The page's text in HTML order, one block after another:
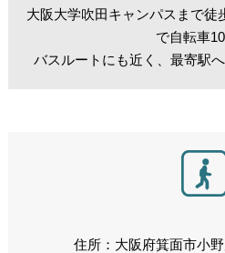
大阪大学吹田キャンパスまで徒
で自転車10
バスルートにも近く、最寄駅
住所：大阪府箕面市小